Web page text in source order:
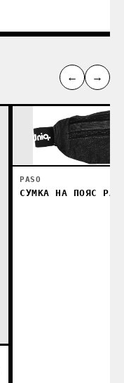
← →
PASO
СУМКА НА ПОЯС